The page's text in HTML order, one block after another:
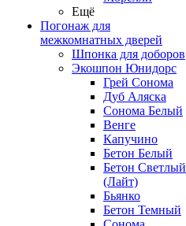
Ещё
Погонаж для
межкомнатных дверей
Шпонка для доборов
Экошпон Юнидорс
Грей Сонома
Дуб Аляска
Сонома Белый
Венге
Капучино
Бетон Белый
Бетон Светлый
(Лайт)
Бьянко
Бетон Темный